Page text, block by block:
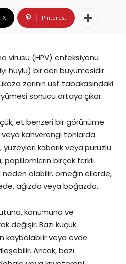
X Pinterest
virüsü (HPV) enfeksiyonu
huylu) bir deri büyümesidir.
zarının üst tabakasındaki
sonucu ortaya çıkar.
et benzeri bir görünüme
kahverengi tonlarda
yüzeyleri kabarık veya pürüzlü
papillomların birçok farklı
neden olabilir, örneğin ellerde,
ağızda veya boğazda.
konumuna ve
değişir. Bazı küçük
kaybolabilir veya evde
Ancak, bazı